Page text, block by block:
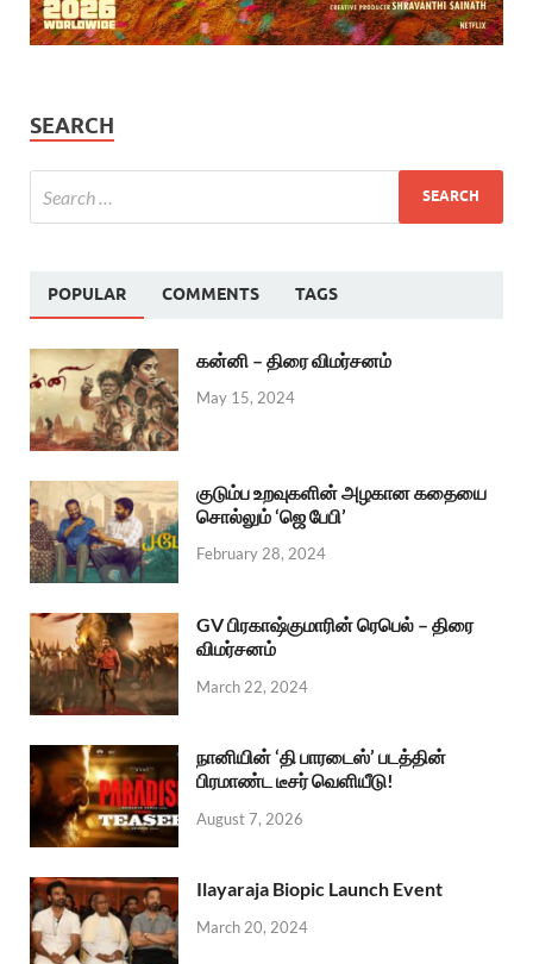
SEARCH
POPULAR COMMENTS TAGS
கன்னி – திரை விமர்சனம்
May 15, 2024
குடும்ப உறவுகளின் அழகான கதையை
சொல்லும் ‘ஜெ பேபி’
February 28, 2024
GV பிரகாஷ்குமாரின் ரெபெல் – திரை
விமர்சனம்
March 22, 2024
நானியின் ‘தி பாரடைஸ்’ படத்தின்
பிரமாண்ட டீசர் வெளியீடு!
August 7, 2026
Ilayaraja Biopic Launch Event
March 20, 2024